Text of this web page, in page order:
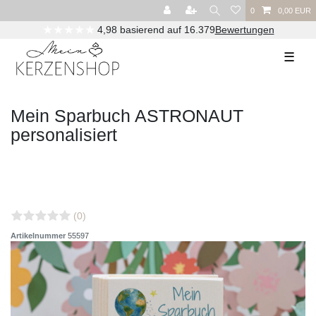
0 0,00 EUR
4,98 basierend auf 16.379Bewertungen
☰
Mein Sparbuch ASTRONAUT
personalisiert
(0)
Artikelnummer 55597